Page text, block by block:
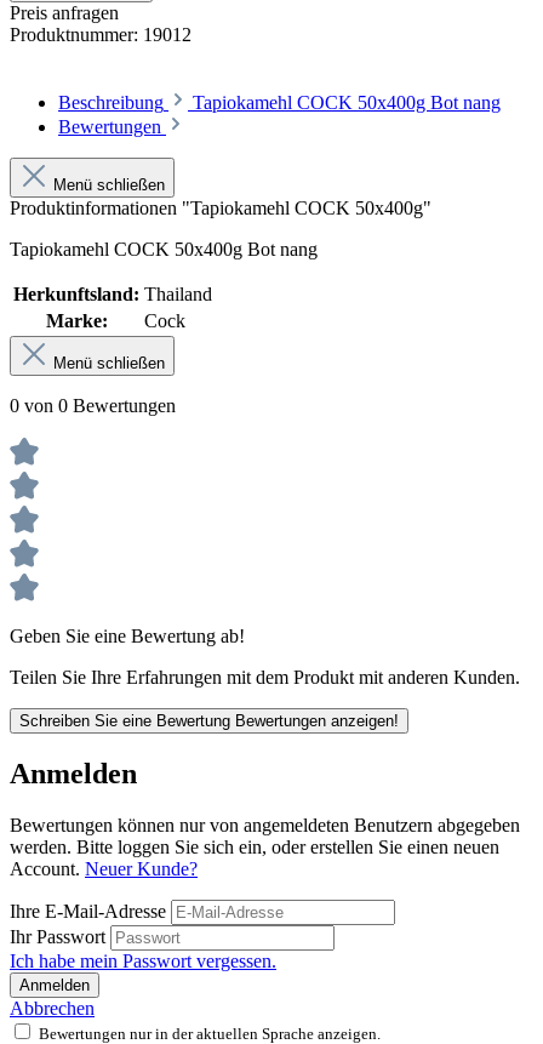
Preis anfragen
Produktnummer: 19012
Beschreibung
Tapiokamehl COCK 50x400g Bot nang
Bewertungen
Menü schließen
Produktinformationen "Tapiokamehl COCK 50x400g"
Tapiokamehl COCK 50x400g Bot nang
Herkunftsland: Thailand
Marke:
Cock
Menü schließen
0 von 0 Bewertungen
Geben Sie eine Bewertung ab!
Teilen Sie Ihre Erfahrungen mit dem Produkt mit anderen Kunden.
Schreiben Sie eine Bewertung Bewertungen anzeigen!
Anmelden
Bewertungen können nur von angemeldeten Benutzern abgegeben
werden. Bitte loggen Sie sich ein, oder erstellen Sie einen neuen
Account. Neuer Kunde?
Ihre E-Mail-Adresse
Ihr Passwort
Ich habe mein Passwort vergessen.
Anmelden
Abbrechen
Bewertungen nur in der aktuellen Sprache anzeigen.